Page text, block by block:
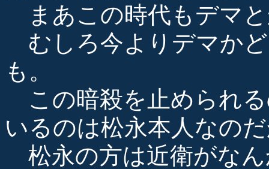
まあこの時代もデマ
むしろ今よりデマか
も。
この暗殺を止められ
いるのは松永本人なの
松永の方は近衛がな